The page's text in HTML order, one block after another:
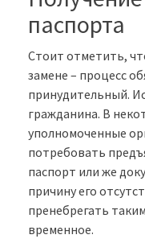
паспорта
Стоит отметить,
замене – процесс
принудительный.
гражданина. В
уполномоченные
потребовать
паспорт или же
причину его
пренебрегать
временное.